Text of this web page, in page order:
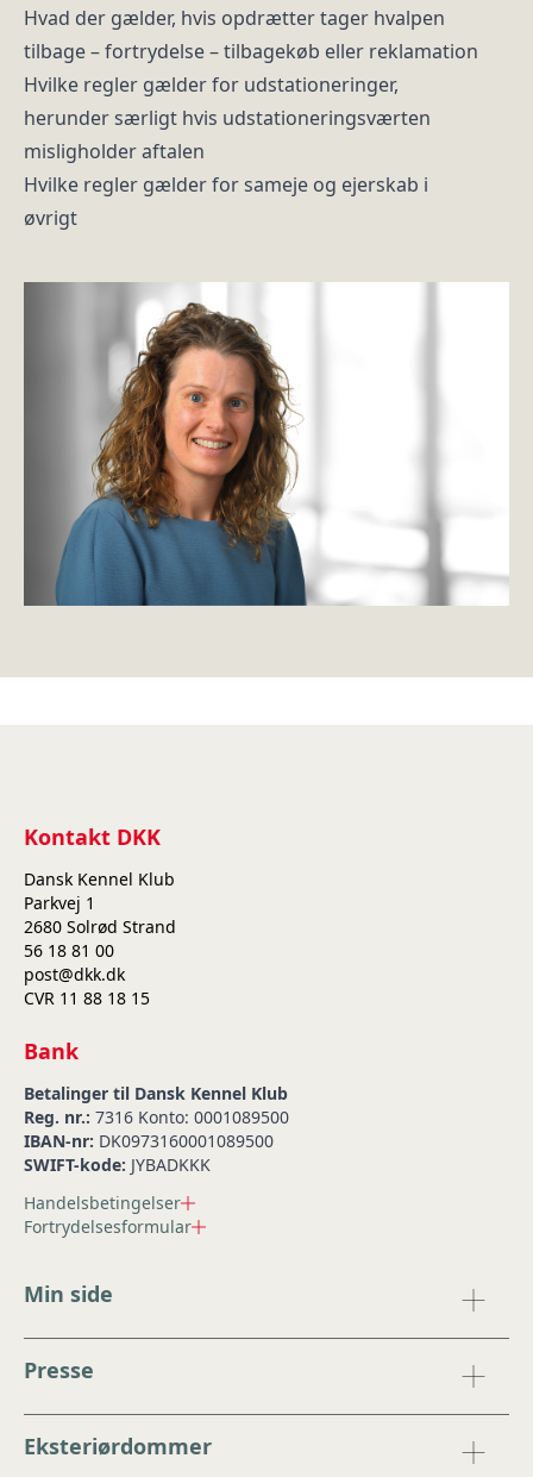
Hvad der gælder, hvis opdrætter tager hvalpen
tilbage – fortrydelse – tilbagekøb eller reklamation
Hvilke regler gælder for udstationeringer,
herunder særligt hvis udstationeringsværten
misligholder aftalen
Hvilke regler gælder for sameje og ejerskab i
øvrigt
Kontakt DKK
Dansk Kennel Klub
Parkvej 1
2680 Solrød Strand
56 18 81 00
post@dkk.dk
CVR 11 88 18 15
Bank
Betalinger til Dansk Kennel Klub
Reg. nr.: 7316 Konto: 0001089500
IBAN-nr: DK0973160001089500
SWIFT-kode: JYBADKKK
Handelsbetingelser
Fortrydelsesformular
Min side
Presse
Eksteriørdommer